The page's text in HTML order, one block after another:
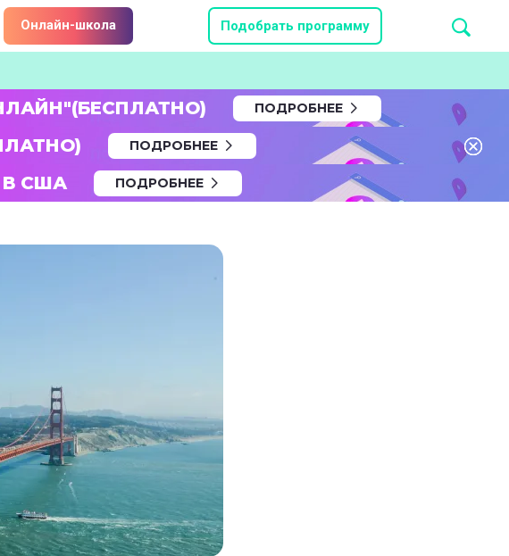
Онлайн-школа Подобрать программу
ПОДРОБНЕЕ
ПОДРОБНЕЕ
США ПОДРОБНЕЕ